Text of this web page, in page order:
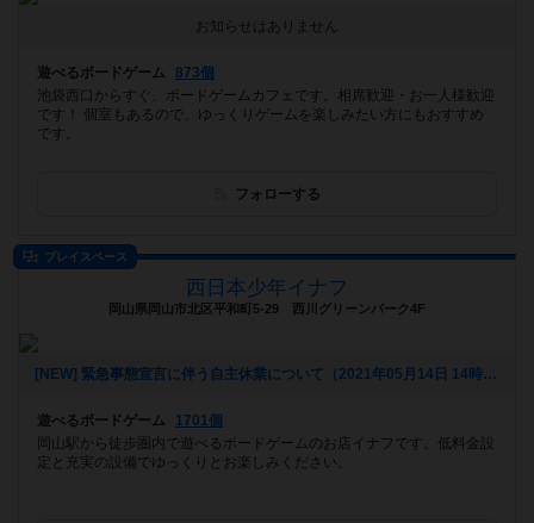
お知らせはありません
遊べるボードゲーム
873個
池袋西口からすぐ、ボードゲームカフェです。相席歓迎・お一人様歓迎
です！ 個室もあるので、ゆっくりゲームを楽しみたい方にもおすすめ
です。
フォローする
プレイスペース
西日本少年イナフ
岡山県岡山市北区平和町5-29 西川グリーンパーク4F
[NEW] 緊急事態宣言に伴う自主休業について（2021年05月14日 14時23分）
遊べるボードゲーム
1701個
岡山駅から徒歩圏内で遊べるボードゲームのお店イナフです。低料金設
定と充実の設備でゆっくりとお楽しみください。